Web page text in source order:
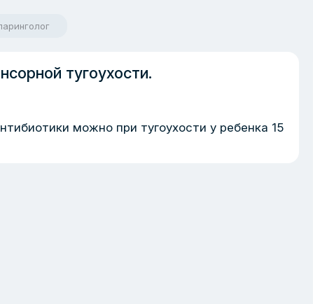
тугоухости.
можно при тугоухости у ребенка 15